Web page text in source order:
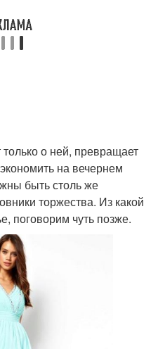
только о ней, превращает
на вечернем
быть столь же
торжества. Из какой
поговорим чуть позже.